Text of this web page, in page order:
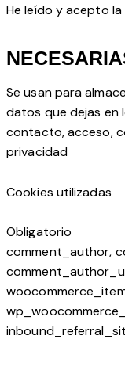
He leído y acepto la
Se usan para
datos que dejas en
contacto, acceso,
privacidad
Cookies utilizadas
Obligatorio
comment_author,